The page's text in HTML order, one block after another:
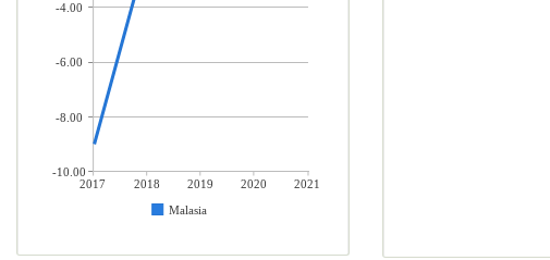
2017 2018 2019 2020
2021
Malasia
-4.00
-6.00
-8.00
-10.00